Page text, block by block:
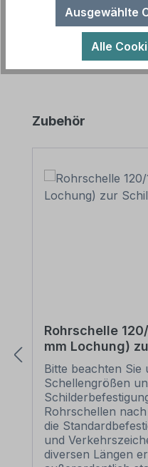
diversen Größen
Produktgalerie
Zubehör
Rohrschelle
mm Lochung)
Bitte beachten Sie
Schellengrößen
Rohrschellen
die
und
diversen Längen
Ausgewählte
Alle